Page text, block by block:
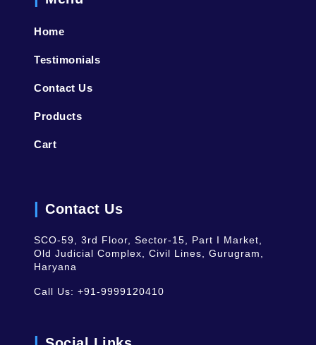
Home
Testimonials
Contact Us
Products
Cart
Contact Us
SCO-59, 3rd Floor, Sector-15, Part I Market,
Old Judicial Complex, Civil Lines, Gurugram,
Haryana
Call Us: +91-9999120410